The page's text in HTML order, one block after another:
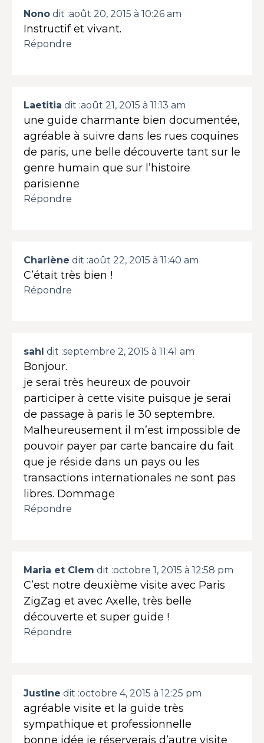
Nono dit :août 20, 2015 à 10:26 am
Instructif et vivant.
Répondre
Laetitia dit :août 21, 2015 à 11:13 am
une guide charmante bien documentée,
agréable à suivre dans les rues coquines
de paris, une belle découverte tant sur le
genre humain que sur l’histoire
parisienne
Répondre
Charlène dit :août 22, 2015 à 11:40 am
C’était très bien !
Répondre
sahl dit :septembre 2, 2015 à 11:41 am
Bonjour.
je serai très heureux de pouvoir
participer à cette visite puisque je serai
de passage à paris le 30 septembre.
Malheureusement il m’est impossible de
pouvoir payer par carte bancaire du fait
que je réside dans un pays ou les
transactions internationales ne sont pas
libres. Dommage
Répondre
Maria et Clem dit :octobre 1, 2015 à 12:58 pm
C’est notre deuxième visite avec Paris
ZigZag et avec Axelle, très belle
découverte et super guide !
Répondre
Justine dit :octobre 4, 2015 à 12:25 pm
agréable visite et la guide très
sympathique et professionnelle
bonne idée je réserverais d’autre visite